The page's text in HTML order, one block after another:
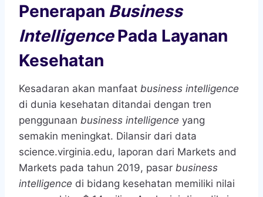
Penerapan Business
IntelligencePada Layanan
Kesehatan
Kesadaran akan manfaat business intelligence
di dunia kesehatan ditandai dengan tren
penggunaan business intelligence yang
semakin meningkat. Dilansir dari data
science.virginia.edu, laporan dari Markets and
Markets pada tahun 2019, pasar business
intelligence di bidang kesehatan memiliki nilai